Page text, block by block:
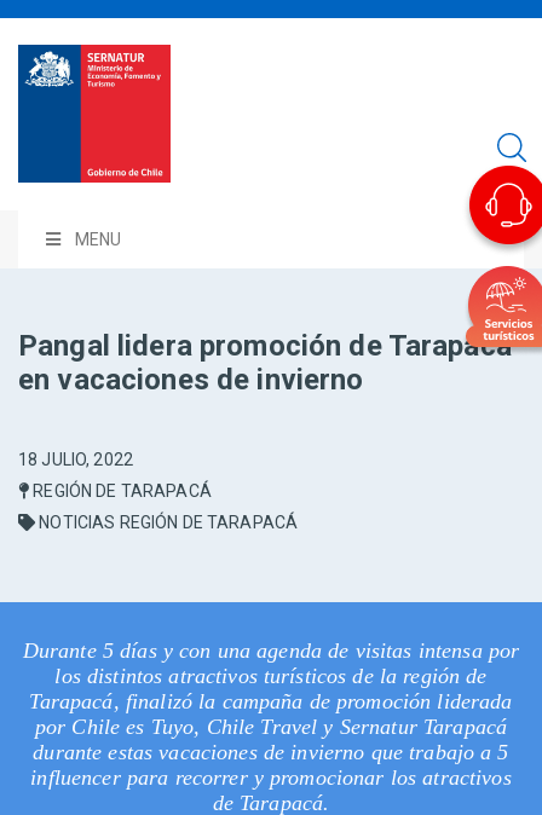
MENU
Pangal lidera promoción de Tarapacá
en vacaciones de invierno
18 JULIO, 2022
REGIÓN DE TARAPACÁ
NOTICIAS REGIÓN DE TARAPACÁ
Durante 5 días y con una agenda de visitas intensa por
los distintos atractivos turísticos de la región de
Tarapacá, finalizó la campaña de promoción liderada
por Chile es Tuyo, Chile Travel y Sernatur Tarapacá
durante estas vacaciones de invierno que trabajo a 5
influencer para recorrer y promocionar los atractivos
de Tarapacá.